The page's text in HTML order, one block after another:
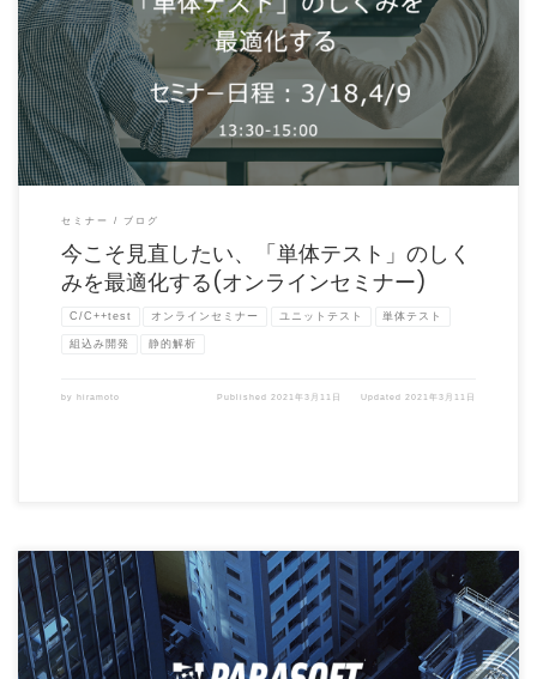
単体テストを定着させるための３つのファクターと開発者の大きな味方、テストツー
ルの最新トレンドをご紹介 […]
セミナー ブログ
今こそ見直したい、「単体テスト」のしく
みを最適化する(オンラインセミナー)
C/C++test オンラインセミナー ユニットテスト 単体テスト
組込み開発 静的解析
by hiramoto Published 2021年3月11日 Updated 2021年3月11日